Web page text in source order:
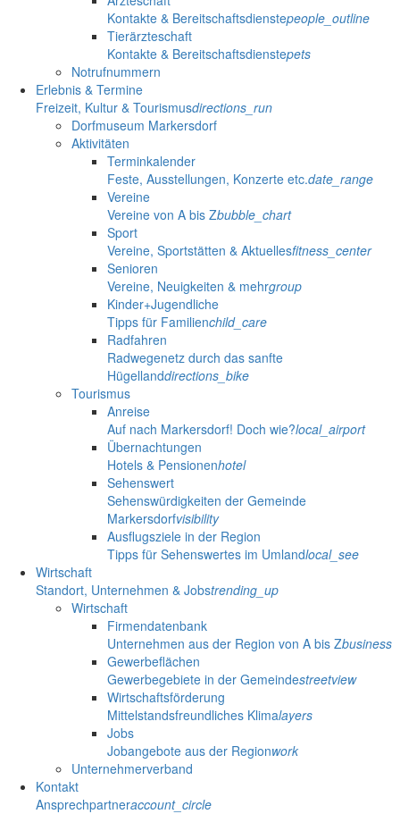
Kontakte & Bereitschaftsdienstepeople_outline
Tierärzteschaft
Kontakte & Bereitschaftsdienstepets
Notrufnummern
Erlebnis & Termine
Freizeit, Kultur & Tourismusdirections_run
Dorfmuseum Markersdorf
Aktivitäten
Terminkalender
Feste, Ausstellungen, Konzerte etc.date_range
Vereine
Vereine von A bis Zbubble_chart
Sport
Vereine, Sportstätten & Aktuellesfitness_center
Senioren
Vereine, Neuigkeiten & mehrgroup
Kinder+Jugendliche
Tipps für Familienchild_care
Radfahren
Radwegenetz durch das sanfte
Hügellanddirections_bike
Tourismus
Anreise
Auf nach Markersdorf! Doch wie?local_airport
Übernachtungen
Hotels & Pensionenhotel
Sehenswert
Sehenswürdigkeiten der Gemeinde
Markersdorfvisibility
Ausflugsziele in der Region
Tipps für Sehenswertes im Umlandlocal_see
Wirtschaft
Standort, Unternehmen & Jobstrending_up
Wirtschaft
Firmendatenbank
Unternehmen aus der Region von A bis Zbusiness
Gewerbeflächen
Gewerbegebiete in der Gemeindestreetview
Wirtschaftsförderung
Mittelstandsfreundliches Klimalayers
Jobs
Jobangebote aus der Regionwork
Unternehmerverband
Kontakt
Ansprechpartneraccount_circle